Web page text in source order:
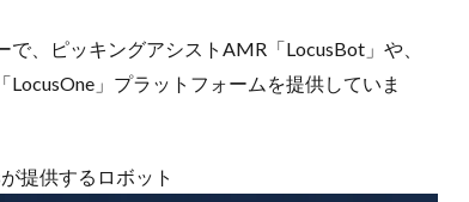
、ピッキングアシストAMR「LocusBot」や、
」プラットフォームを提供していま
提供するロボット